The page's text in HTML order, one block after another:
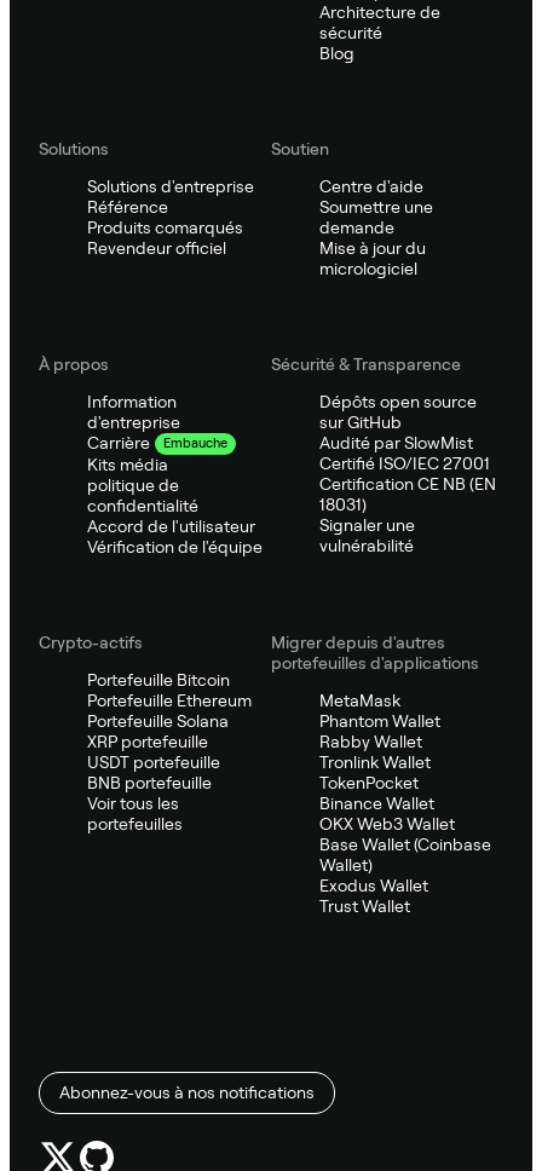
Architecture de
sécurité
Blog
Solutions
Solutions d'entreprise
Référence
Produits comarqués
Revendeur officiel
Soutien
Centre d'aide
Soumettre une
demande
Mise à jour du
micrologiciel
À propos
Information
d'entreprise
Carrière
Embauche
Kits média
politique de
confidentialité
Accord de l'utilisateur
Vérification de l'équipe
Sécurité & Transparence
Dépôts open source
sur GitHub
Audité par SlowMist
Certifié ISO/IEC 27001
Certification CE NB (EN
18031)
Signaler une
vulnérabilité
Crypto-actifs
Portefeuille Bitcoin
Portefeuille Ethereum
Portefeuille Solana
XRP portefeuille
USDT portefeuille
BNB portefeuille
Voir tous les
portefeuilles
Migrer depuis d'autres
portefeuilles d'applications
MetaMask
Phantom Wallet
Rabby Wallet
Tronlink Wallet
TokenPocket
Binance Wallet
OKX Web3 Wallet
Base Wallet (Coinbase
Wallet)
Exodus Wallet
Trust Wallet
Abonnez-vous à nos notifications